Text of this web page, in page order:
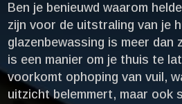
Ben je benieuwd waarom
zijn voor de uitstraling van je
glazenbewassing is meer dan
is een manier om je thuis te
voorkomt ophoping van vuil,
uitzicht belemmert, maar ook